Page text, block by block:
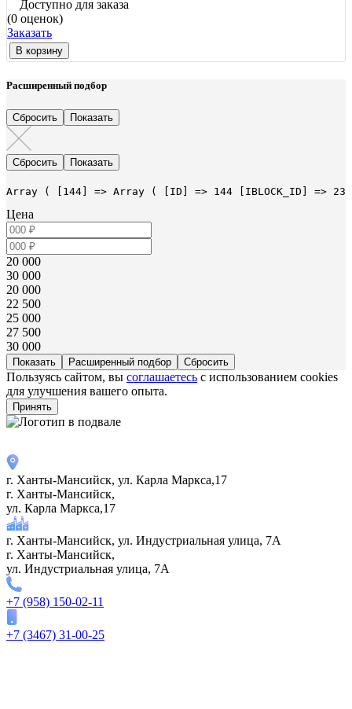
Доступно для заказа
(0 оценок)
Заказать
В корзину
Расширенный подбор
Array ( [144] => Array ( [ID] => 144 [IBLOCK_ID] => 23
Цена
20 000
30 000
20 000
22 500
25 000
27 500
30 000
Расширенный подбор
Пользуясь сайтом, вы соглашаетесь с использованием cookies
для улучшения вашего опыта.
Принять
г. Ханты-Мансийск, ул. Карла Маркса,17
г. Ханты-Мансийск,
ул. Карла Маркса,17
г. Ханты-Мансийск, ул. Индустриальная улица, 7А
г. Ханты-Мансийск,
ул. Индустриальная улица, 7А
+7 (958) 150-02-11
+7 (3467) 31-00-25